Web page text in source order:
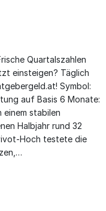
Quartalszahlen
einsteigen? Täglich
Symbol:
auf Basis 6 Monate:
stabilen
Halbjahr rund 32
Hoch testete die